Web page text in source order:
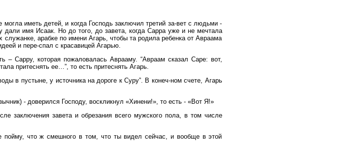
иметь детей, и когда Господь заключил третий за-вет с людьми -
имя Исаак. Но до того, до завета, когда Сарра уже и не мечтала
арабке по имени Агарь, чтобы та родила ребенка от Авраама
и пере-спал с красавицей Агарью.
– Сарру, которая пожаловалась Аврааму. “Авраам сказал Саре: вот,
притеснять ее…”, то есть притеснять Агарь.
в пустыне, у источника на дороге к Суру”. В конеч-ном счете, Агарь
- доверился Господу, воскликнул «Хинени!», то есть - «Вот Я!»
заключения завета и обрезания всего мужского пола, в том числе
что ж смешного в том, что ты видел сейчас, и вообще в этой